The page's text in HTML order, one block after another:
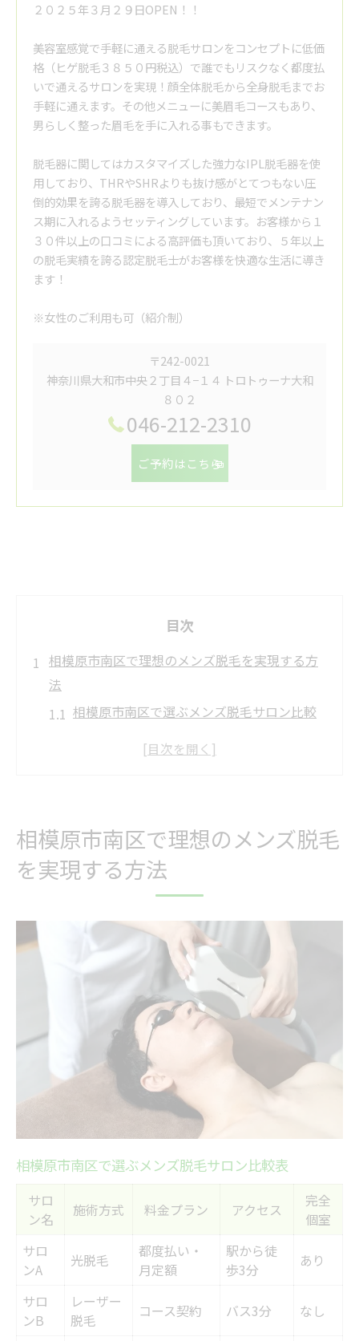
２０２５年３月２９日OPEN！！
美容室感覚で手軽に通える脱毛サロンをコンセプトに低価
格（ヒゲ脱毛３８５０円税込）で誰でもリスクなく都度払
いで通えるサロンを実現！顔全体脱毛から全身脱毛までお
手軽に通えます。その他メニューに美眉毛コースもあり、
男らしく整った眉毛を手に入れる事もできます。
脱毛器に関してはカスタマイズした強力なIPL脱毛器を使
用しており、THRやSHRよりも抜け感がとてつもない圧
倒的効果を誇る脱毛器を導入しており、最短でメンテナン
ス期に入れるようセッティングしています。お客様から１
３０件以上の口コミによる高評価も頂いており、５年以上
の脱毛実績を誇る認定脱毛士がお客様を快適な生活に導き
ます！
※女性のご利用も可（紹介制）
〒242-0021
神奈川県大和市中央２丁目４−１４ トロトゥーナ大和
８０２
046-212-2310
ご予約はこちら
目次
相模原市南区で理想のメンズ脱毛を実現する方
法
相模原市南区で選ぶメンズ脱毛サロン比較
理想のメンズ脱毛を叶えるためのポイント
清潔感を高めるメンズ脱毛の魅力発見
メンズ脱毛の疑問を解消するために知るべきこ
メンズ脱毛でよくある疑問と解決法一覧
脱毛前に知っておきたい基礎知識まとめ
痛みや効果への不安を解消するコツ
肌トラブルを防ぐための注意ポイント
メンズ脱毛の施術後ケアのポイント
初回カウンセリングが充実した脱毛選びの極意
初回カウンセリング重視のメンズ脱毛比較
カウンセリングで確認すべき重要項目
自分の肌質に適したメンズ脱毛相談法
納得できる脱毛プランの提案を受ける方法
安心して相談できるメンズ脱毛の特徴
町田近辺で通いやすいメンズ脱毛の特徴とは
町田エリアで通いやすいメンズ脱毛比較
アクセス良好なメンズ脱毛サロンの選び方
仕事帰りでも通えるメンズ脱毛の条件
相模原市南区で理想のメンズ脱毛
を実現する方法
相模原市南区で選ぶメンズ脱毛サロン比較表
サロ
ン名
施術方式 料金プラン アクセス
完全
個室
サロ
ンA
光脱毛
都度払い・
月定額
駅から徒
歩3分
あり
サロ
ンB
レーザー
脱毛
コース契約 バス3分 なし